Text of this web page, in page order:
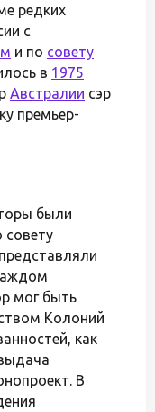
редких
с
и по совету
в 1975
Австралии сэр
премьер-
были
совету
мог быть
Колоний
как
В